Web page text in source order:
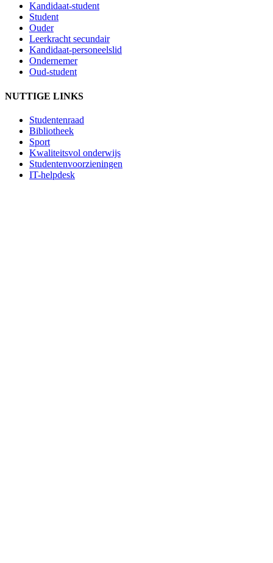
Kandidaat-student
Student
Ouder
Leerkracht secundair
Kandidaat-personeelslid
Ondernemer
Oud-student
NUTTIGE LINKS
Studentenraad
Bibliotheek
Sport
Kwaliteitsvol onderwijs
Studentenvoorzieningen
IT-helpdesk